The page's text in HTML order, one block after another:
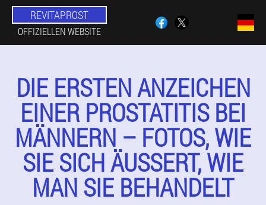
REVITAPROST
OFFIZIELLEN WEBSITE
DIE ERSTEN ANZEICHEN
EINER PROSTATITIS BEI
MÄNNERN – FOTOS, WIE
SIE SICH ÄUSSERT, WIE M
AN SIE BEHANDELT